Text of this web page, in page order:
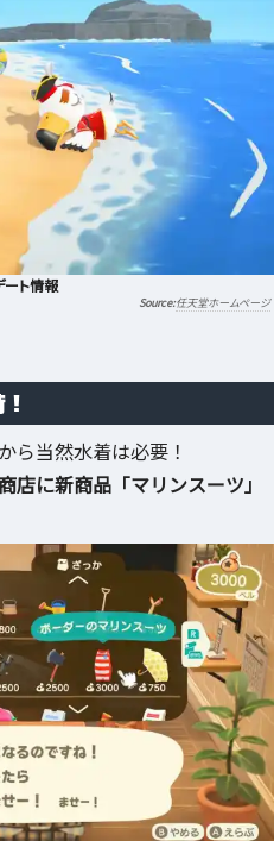
ート情報
任天堂ホームページ
ら当然水着は必要！
店に新商品「マリンスーツ」